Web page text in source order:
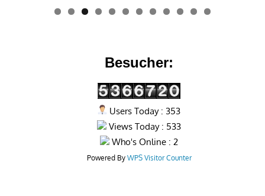
0 1 2
Besucher:
Users Today : 353
Views Today : 533
Who's Online : 2
Powered By WPS Visitor Counter